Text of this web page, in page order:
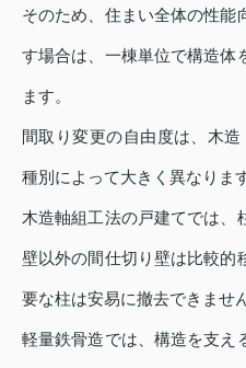
そのため、住まい全体の性能
す場合は、一棟単位で構造体
ます。
間取り変更の自由度は、木
種別によって大きく異なります
木造軸組工法の戸建てでは、
壁以外の間仕切り壁は比較的
要な柱は安易に撤去できません
軽量鉄骨造では、構造を支え